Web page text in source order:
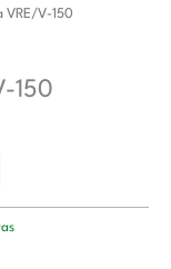
VRE/V-150
150